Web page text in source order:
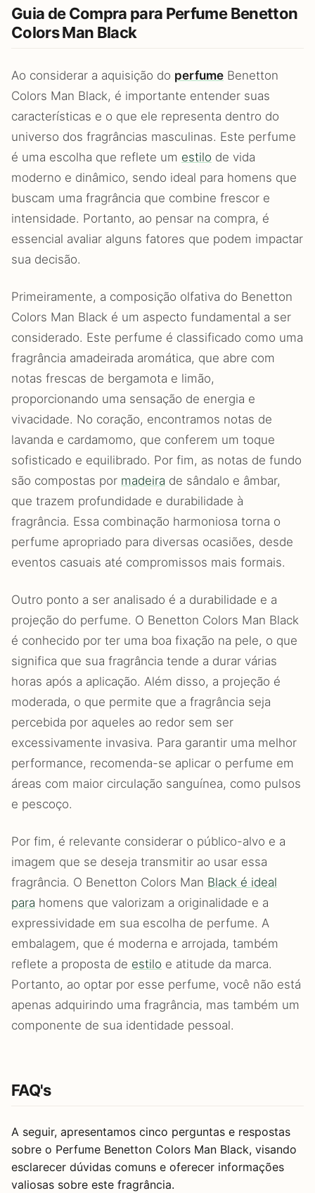
Guia de Compra para Perfume Benetton
Colors Man Black
Ao considerar a aquisição do perfume Benetton
Colors Man Black, é importante entender suas
características e o que ele representa dentro do
universo dos fragrâncias masculinas. Este perfume
é uma escolha que reflete um estilo de vida
moderno e dinâmico, sendo ideal para homens que
buscam uma fragrância que combine frescor e
intensidade. Portanto, ao pensar na compra, é
essencial avaliar alguns fatores que podem impactar
sua decisão.
Primeiramente, a composição olfativa do Benetton
Colors Man Black é um aspecto fundamental a ser
considerado. Este perfume é classificado como uma
fragrância amadeirada aromática, que abre com
notas frescas de bergamota e limão,
proporcionando uma sensação de energia e
vivacidade. No coração, encontramos notas de
lavanda e cardamomo, que conferem um toque
sofisticado e equilibrado. Por fim, as notas de fundo
são compostas por madeira de sândalo e âmbar,
que trazem profundidade e durabilidade à
fragrância. Essa combinação harmoniosa torna o
perfume apropriado para diversas ocasiões, desde
eventos casuais até compromissos mais formais.
Outro ponto a ser analisado é a durabilidade e a
projeção do perfume. O Benetton Colors Man Black
é conhecido por ter uma boa fixação na pele, o que
significa que sua fragrância tende a durar várias
horas após a aplicação. Além disso, a projeção é
moderada, o que permite que a fragrância seja
percebida por aqueles ao redor sem ser
excessivamente invasiva. Para garantir uma melhor
performance, recomenda-se aplicar o perfume em
áreas com maior circulação sanguínea, como pulsos
e pescoço.
Por fim, é relevante considerar o público-alvo e a
imagem que se deseja transmitir ao usar essa
fragrância. O Benetton Colors Man Black é ideal
para homens que valorizam a originalidade e a
expressividade em sua escolha de perfume. A
embalagem, que é moderna e arrojada, também
reflete a proposta de estilo e atitude da marca.
Portanto, ao optar por esse perfume, você não está
apenas adquirindo uma fragrância, mas também um
componente de sua identidade pessoal.
FAQ's
A seguir, apresentamos cinco perguntas e respostas
sobre o Perfume Benetton Colors Man Black, visando
esclarecer dúvidas comuns e oferecer informações
valiosas sobre este fragrância.